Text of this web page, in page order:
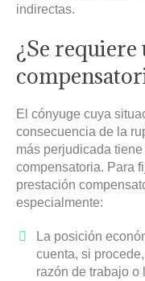
indirectas.
¿Se
El cónyuge cuya
consecuencia de la
más perjudicada
compensatoria. Para
prestación
especialmente:
La posición
cuenta, si
razón de trabajo